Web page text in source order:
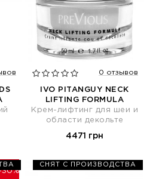
0 отзывов
IVO PITANGUY NECK
LIFTING FORMULA
Крем-лифтинг для шеи и
области декольте
4471 грн
30%
СНЯТ С ПРОИЗВОДСТВА